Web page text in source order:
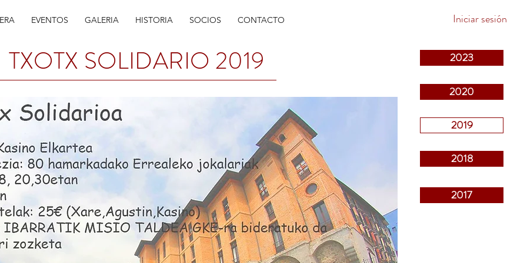
EVENTOS GALERIA HISTORIA SOCIOS CONTACTO Iniciar sesión
TXOTX SOLIDARIO 2019 2023
2020
2019
2018
2017